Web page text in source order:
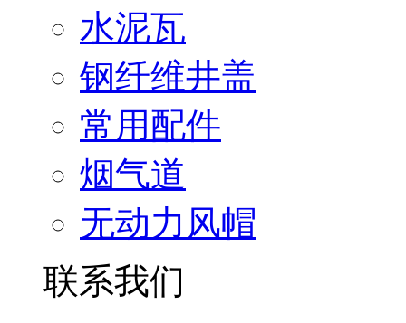
水泥瓦
钢纤维井盖
常用配件
烟气道
无动力风帽
联系我们